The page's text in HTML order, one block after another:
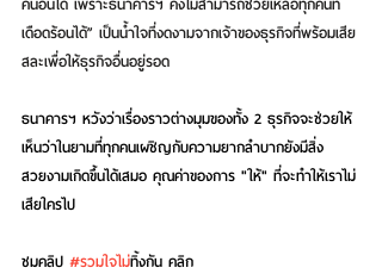
เดือดร้อนได้” เป็นน้ำใจที่งดงามจากเจ้าของธุรกิจที่พร้อมเสีย
สละเพื่อให้ธุรกิจอื่นอยู่รอด
ธนาคารฯ หวังว่าเรื่องราวต่างมุมของทั้ง 2 ธุรกิจจะช่วยให้
เห็นว่าในยามที่ทุกคนเผชิญกับความยากลำบากยังมีสิ่ง
สวยงามเกิดขึ้นได้เสมอ คุณค่าของการ "ให้" ที่จะทำให้เราไม่
เสียใครไป
ชมคลิป #รวมใจไม่ทิ้งกัน คลิก